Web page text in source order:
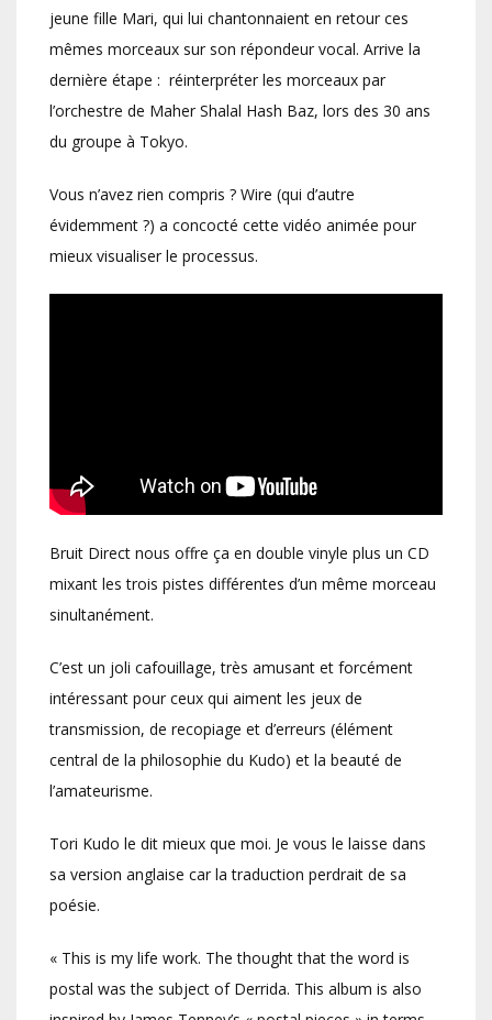
jeune fille Mari, qui lui chantonnaient en retour ces
mêmes morceaux sur son répondeur vocal. Arrive la
dernière étape : réinterpréter les morceaux par
l’orchestre de Maher Shalal Hash Baz, lors des 30 ans
du groupe à Tokyo.
Vous n’avez rien compris ? Wire (qui d’autre
évidemment ?) a concocté cette vidéo animée pour
mieux visualiser le processus.
Bruit Direct nous offre ça en double vinyle plus un CD
mixant les trois pistes différentes d’un même morceau
sinultanément.
C’est un joli cafouillage, très amusant et forcément
intéressant pour ceux qui aiment les jeux de
transmission, de recopiage et d’erreurs (élément
central de la philosophie du Kudo) et la beauté de
l’amateurisme.
Tori Kudo le dit mieux que moi. Je vous le laisse dans
sa version anglaise car la traduction perdrait de sa
poésie.
« This is my life work. The thought that the word is
postal was the subject of Derrida. This album is also